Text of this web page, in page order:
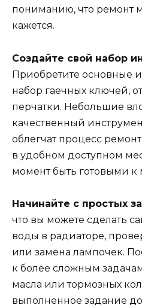
пониманию, что ремонт
кажется.
Создайте свой набор
Приобретите основные
набор гаечных ключей,
перчатки. Небольшие
качественный
облегчат процесс
в удобном доступном
момент быть готовыми
Начинайте с простых
что вы можете сделать
воды в радиаторе,
или замена лампочек.
к более сложным
масла или тормозных
выполненное задание